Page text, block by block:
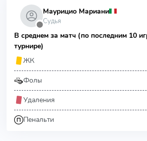
⬤
Маурицио Мариани
Судья
В среднем за матч (по последним 10
турнире)
ЖК
Фолы
Удаления
Пенальти